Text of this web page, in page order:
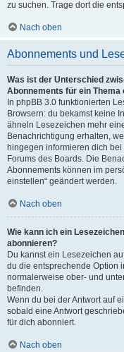
zu suchen. Trage dort die
Nach oben
Abonnements und
Was ist der Unterschied
Abonnements für ein Thema
In phpBB 3.0 funktionierten
Browsern: du bekamst keine
ähneln Lesezeichen mehr
Benachrichtigung erhalten,
hingegen informieren dich
Forums des Boards. Die
Abonnements können im
einstellen“ geändert werden.
Nach oben
Wie kann ich ein
abonnieren?
Du kannst ein Lesezeichen
du die entsprechende Option
normalerweise ober- und
befinden.
Wenn du bei der Antwort auf
sobald eine Antwort
für dich abonniert.
Nach oben